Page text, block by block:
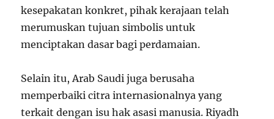
kesepakatan konkret, pihak kerajaan telah
merumuskan tujuan simbolis untuk
menciptakan dasar bagi perdamaian.
Selain itu, Arab Saudi juga berusaha
memperbaiki citra internasionalnya yang
terkait dengan isu hak asasi manusia. Riyadh